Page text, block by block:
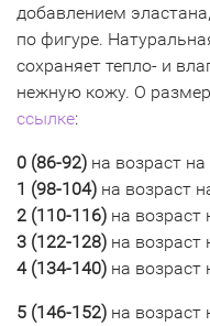
добавлением
по фигуре.
сохраняет тепло- и
нежную кожу. О
ссылке:
0 (86-92) на возраст на
1 (98-104) на возраст
2 (110-116) на возраст
3 (122-128) на возраст
4 (134-140) на возраст
5 (146-152) на возраст